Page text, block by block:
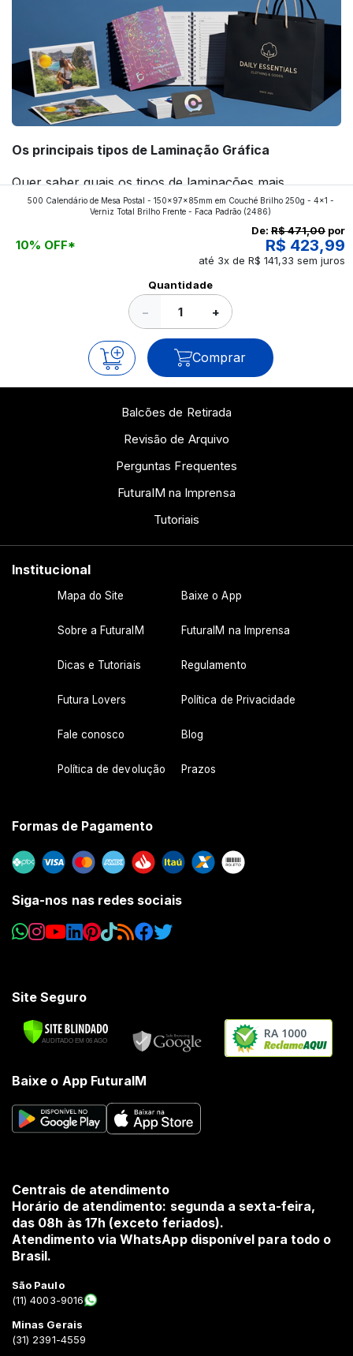
Os principais tipos de Laminação Gráfica
Quer saber quais os tipos de laminações mais
aplicados nos impressos da gráfica FuturaIM? Então,
continue a leitura que vamos revelar para você!
500 Calendário de Mesa Postal - 150x97x85mm em Couché Brilho 250g - 4x1 -
Verniz Total Brilho Frente - Faca Padrão (2486)
10% OFF*
De: R$ 471,00 por
R$ 423,99
até 3x de R$ 141,33 sem juros
Quantidade
− +
Comprar
Balcões de Retirada
Revisão de Arquivo
Perguntas Frequentes
FuturaIM na Imprensa
Tutoriais
Institucional
Mapa do Site Baixe o App
Sobre a FuturaIM FuturaIM na Imprensa
Dicas e Tutoriais Regulamento
Futura Lovers Política de Privacidade
Fale conosco Blog
Política de devolução Prazos
Formas de Pagamento
Siga-nos nas redes sociais
Site Seguro
RA 1000
Baixe o App FuturaIM
Centrais de atendimento
Horário de atendimento: segunda a sexta-feira,
das 08h às 17h (exceto feriados).
Atendimento via WhatsApp disponível para todo o
Brasil.
São Paulo
(11) 4003-9016
Minas Gerais
(31) 2391-4559